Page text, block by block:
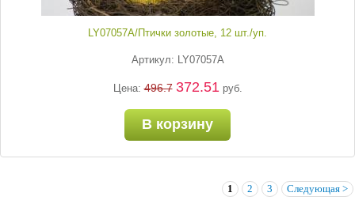
LY07057А/Птички золотые, 12 шт./уп.
Артикул: LY07057А
Цена:496.7 372.51руб.
В корзину
1 2 3 Следующая >